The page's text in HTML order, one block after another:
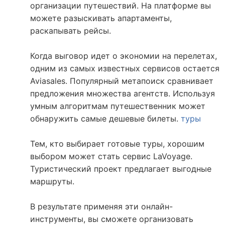
организации путешествий. На платформе вы
можете разыскивать апартаменты,
раскапывать рейсы.
Когда выговор идет о экономии на перелетах,
одним из самых известных сервисов остается
Aviasales. Популярный метапоиск сравнивает
предложения множества агентств. Используя
умным алгоритмам путешественник может
обнаружить самые дешевые билеты. туры
Тем, кто выбирает готовые туры, хорошим
выбором может стать сервис LaVoyage.
Туристический проект предлагает выгодные
маршруты.
В результате применяя эти онлайн-
инструменты, вы сможете организовать